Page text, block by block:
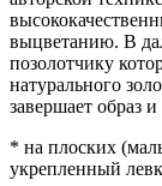
выцветанию. В
позолотчику
натурального
завершает образ
* на плоских
укрепленный